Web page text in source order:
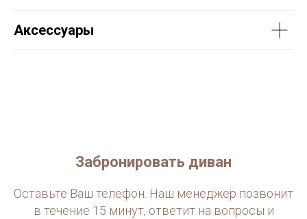
Аксессуары
Забронировать диван
Оставьте Ваш телефон. Наш менеджер позвонит
в течение 15 минут, ответит на вопросы и